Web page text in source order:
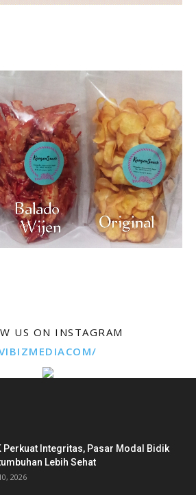
US ON INSTAGRAM
Perkuat Integritas, Pasar Modal Bidik
Lebih Sehat
2026